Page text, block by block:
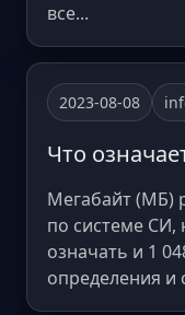
все...
2023-08-08
Что
Мегабайт (МБ)
по системе СИ,
означать и 1
определения и